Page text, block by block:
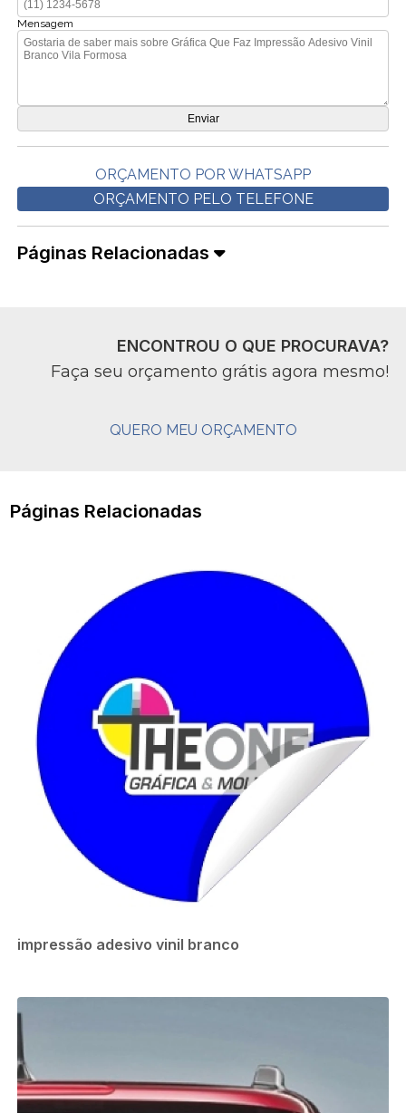
Mensagem
ORÇAMENTO POR WHATSAPP
ORÇAMENTO PELO TELEFONE
Páginas Relacionadas
ENCONTROU O QUE PROCURAVA?
Faça seu orçamento grátis agora mesmo!
QUERO MEU ORÇAMENTO
Páginas Relacionadas
impressão adesivo vinil branco